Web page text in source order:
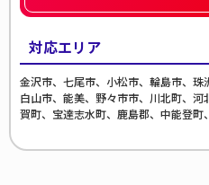
対応エリア
金沢市、七尾市、小松市、輪島市、珠
白山市、能美、野々市市、川北町、
賀町、宝達志水町、鹿島郡、中能登町